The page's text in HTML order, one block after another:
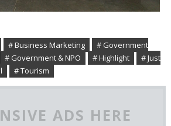
# Business Marketing
# Government
# Government & NPO # Highlight
# Just
# Tourism
ADS HERE